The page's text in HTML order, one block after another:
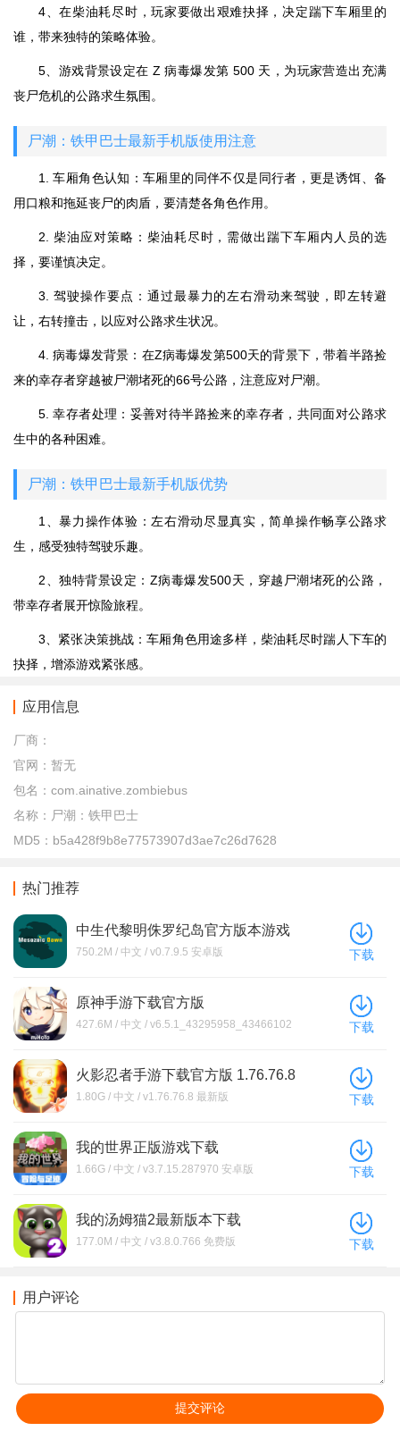
4、在柴油耗尽时，玩家要做出艰难抉择，决定踹下车厢里的
谁，带来独特的策略体验。
5、游戏背景设定在 Z 病毒爆发第 500 天，为玩家营造出充满
丧尸危机的公路求生氛围。
尸潮：铁甲巴士最新手机版使用注意
1. 车厢角色认知：车厢里的同伴不仅是同行者，更是诱饵、备
用口粮和拖延丧尸的肉盾，要清楚各角色作用。
2. 柴油应对策略：柴油耗尽时，需做出踹下车厢内人员的选
择，要谨慎决定。
3. 驾驶操作要点：通过最暴力的左右滑动来驾驶，即左转避
让，右转撞击，以应对公路求生状况。
4. 病毒爆发背景：在Z病毒爆发第500天的背景下，带着半路捡
来的幸存者穿越被尸潮堵死的66号公路，注意应对尸潮。
5. 幸存者处理：妥善对待半路捡来的幸存者，共同面对公路求
生中的各种困难。
尸潮：铁甲巴士最新手机版优势
1、暴力操作体验：左右滑动尽显真实，简单操作畅享公路求
生，感受独特驾驶乐趣。
2、独特背景设定：Z病毒爆发500天，穿越尸潮堵死的公路，
带幸存者展开惊险旅程。
3、紧张决策挑战：车厢角色用途多样，柴油耗尽时踹人下车的
抉择，增添游戏紧张感。
应用信息
厂商：
官网： 暂无
包名： com.ainative.zombiebus
名称： 尸潮：铁甲巴士
MD5： b5a428f9b8e77573907d3ae7c26d7628
热门推荐
中生代黎明侏罗纪岛官方版本游戏
下载(Mesozoic Dawn)
750.2M / 中文 / v0.7.9.5 安卓版 下载
原神手游下载官方版
427.6M / 中文 / v6.5.1_43295958_43466102
下载
火影忍者手游下载官方版 1.76.76.8
1.80G / 中文 / v1.76.76.8 最新版 下载
我的世界正版游戏下载
1.66G / 中文 / v3.7.15.287970 安卓版 下载
我的汤姆猫2最新版本下载
177.0M / 中文 / v3.8.0.766 免费版 下载
用户评论